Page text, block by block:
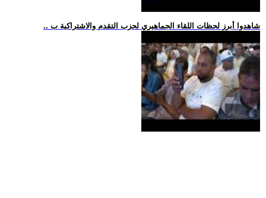
.. شاهدوا أبرز لحظات اللقاء الجماهيري لحزب التقدم والاشتراكية ب